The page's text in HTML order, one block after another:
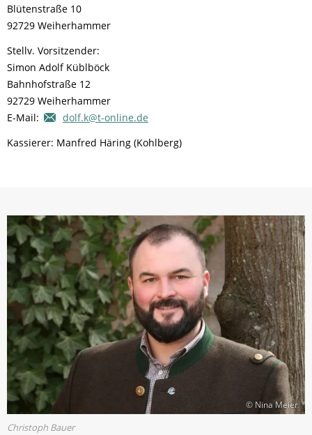
Blütenstraße 10
92729 Weiherhammer
Stellv. Vorsitzender:
Simon Adolf Küblböck
Bahnhofstraße 12
92729 Weiherhammer
E-Mail:
dolf.k@t-online.de
Kassierer: Manfred Häring (Kohlberg)
© Nina Meier
Christoph Bauer